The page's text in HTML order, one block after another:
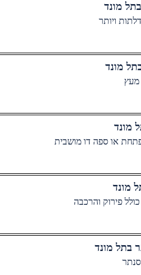
מונד
מונד
מעץ
מונד
או ספה דו מושבית
מונד
פירוק והרכבה
בתל מונד